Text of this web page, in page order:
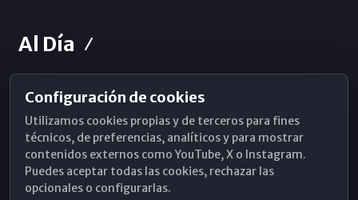
Al Día
Horarios de Misa
Hemeroteca
WhatsApp
Configuración de cookies
Utilizamos cookies propias y de terceros para fines
técnicos, de preferencias, analíticos y para mostrar
contenidos externos como YouTube, X o Instagram.
Puedes aceptar todas las cookies, rechazar las
opcionales o configurarlas.